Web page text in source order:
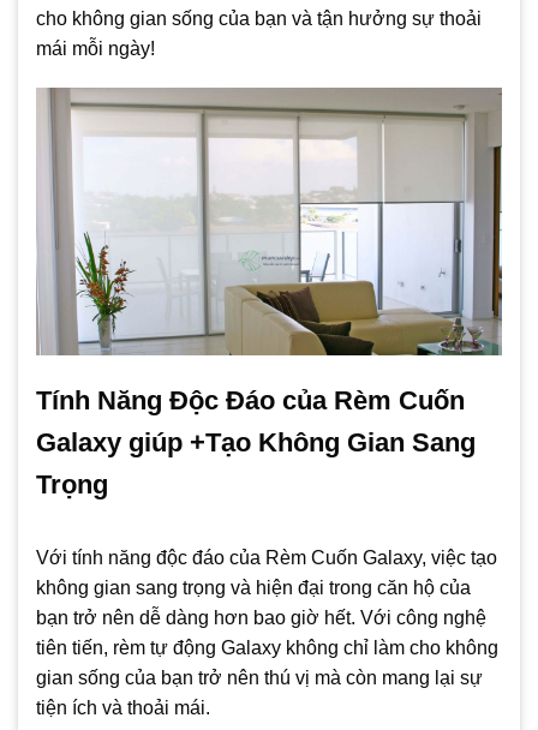
cho không gian sống của bạn và tận hưởng sự thoải
mái mỗi ngày!
Tính Năng Độc Đáo của Rèm Cuốn
Galaxy giúp +Tạo Không Gian Sang
Trọng
Với tính năng độc đáo của Rèm Cuốn Galaxy, việc tạo
không gian sang trọng và hiện đại trong căn hộ của
bạn trở nên dễ dàng hơn bao giờ hết. Với công nghệ
tiên tiến, rèm tự động Galaxy không chỉ làm cho không
gian sống của bạn trở nên thú vị mà còn mang lại sự
tiện ích và thoải mái.